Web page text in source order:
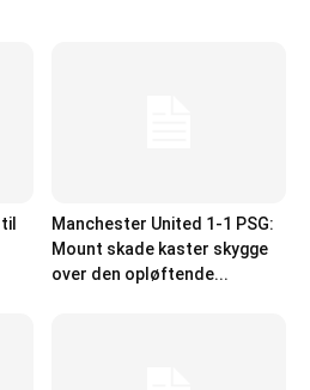
Manchester United 1-1 PSG:
Mount skade kaster skygge
over den opløftende...